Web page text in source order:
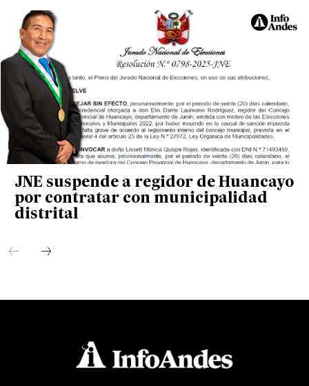
JNE suspende a regidor de Huancayo
por contratar con municipalidad
distrital